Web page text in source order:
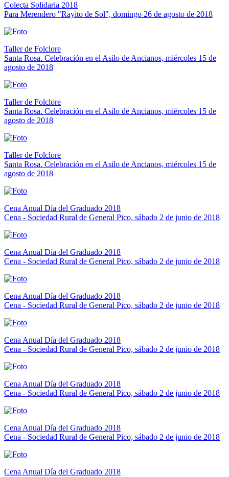
Colecta Solidaria 2018
Para Merendero "Rayito de Sol", domingo 26 de agosto de 2018
Taller de Folclore
Santa Rosa. Celebración en el Asilo de Ancianos, miércoles 15 de
agosto de 2018
Taller de Folclore
Santa Rosa. Celebración en el Asilo de Ancianos, miércoles 15 de
agosto de 2018
Taller de Folclore
Santa Rosa. Celebración en el Asilo de Ancianos, miércoles 15 de
agosto de 2018
Cena Anual Día del Graduado 2018
Cena - Sociedad Rural de General Pico, sábado 2 de junio de 2018
Cena Anual Día del Graduado 2018
Cena - Sociedad Rural de General Pico, sábado 2 de junio de 2018
Cena Anual Día del Graduado 2018
Cena - Sociedad Rural de General Pico, sábado 2 de junio de 2018
Cena Anual Día del Graduado 2018
Cena - Sociedad Rural de General Pico, sábado 2 de junio de 2018
Cena Anual Día del Graduado 2018
Cena - Sociedad Rural de General Pico, sábado 2 de junio de 2018
Cena Anual Día del Graduado 2018
Cena - Sociedad Rural de General Pico, sábado 2 de junio de 2018
Cena Anual Día del Graduado 2018